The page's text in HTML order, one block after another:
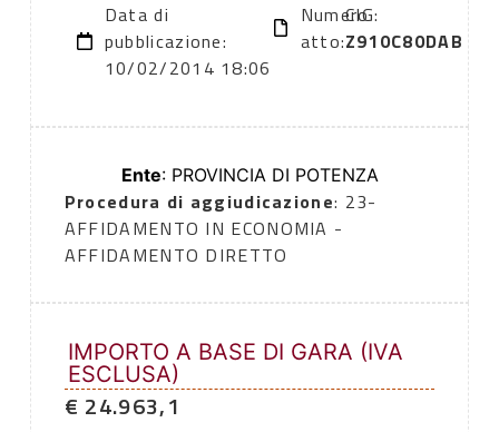
Data di
pubblicazione:
10/02/2014 18:06
Numero
atto:
CIG:
Z910C80DAB
Ente: PROVINCIA DI POTENZA
Procedura di aggiudicazione: 23-
AFFIDAMENTO IN ECONOMIA -
AFFIDAMENTO DIRETTO
IMPORTO A BASE DI GARA (IVA
ESCLUSA)
€ 24.963,1